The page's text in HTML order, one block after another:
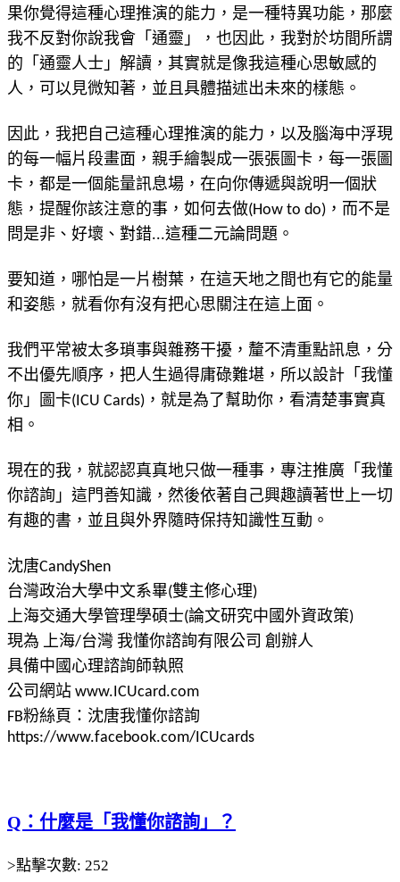
果你覺得這種心理推演的能力，是一種特異功能，那麼
我不反對你說我會「通靈」，也因此，我對於坊間所謂
的「通靈人士」解讀，其實就是像我這種心思敏感的
人，可以見微知著，並且具體描述出未來的樣態。
因此，我把自己這種心理推演的能力，以及腦海中浮現
的每一幅片段畫面，親手繪製成一張張圖卡，每一張圖
卡，都是一個能量訊息場，在向你傳遞與說明一個狀
態，提醒你該注意的事，如何去做(How to do)，而不是
問是非、好壞、對錯...這種二元論問題。
要知道，哪怕是一片樹葉，在這天地之間也有它的能量
和姿態，就看你有沒有把心思關注在這上面。
我們平常被太多瑣事與雜務干擾，釐不清重點訊息，分
不出優先順序，把人生過得庸碌難堪，所以設計「我懂
你」圖卡(ICU Cards)，就是為了幫助你，看清楚事實真
相。
現在的我，就認認真真地只做一種事，專注推廣「我懂
你諮詢」這門善知識，然後依著自己興趣讀著世上一切
有趣的書，並且與外界隨時保持知識性互動。
沈唐CandyShen
台灣政治大學中文系畢(雙主修心理)
上海交通大學管理學碩士(論文研究中國外資政策)
現為 上海/台灣 我懂你諮詢有限公司 創辦人
具備中國心理諮詢師執照
公司網站 www.ICUcard.com
FB粉絲頁：沈唐我懂你諮詢
https://www.facebook.com/ICUcards
Q：什麼是「我懂你諮詢」？
>點擊次數: 252